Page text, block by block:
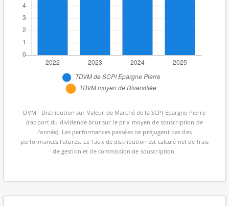
DVM - Distribution sur Valeur de Marché de la SCPI Epargne Pierre
(rapport du dividende brut sur le prix moyen de souscription de
l'année). Les performances passées ne préjugent pas des
performances futures. Le Taux de distribution est calculé net de frais
de gestion et de commission de souscription.